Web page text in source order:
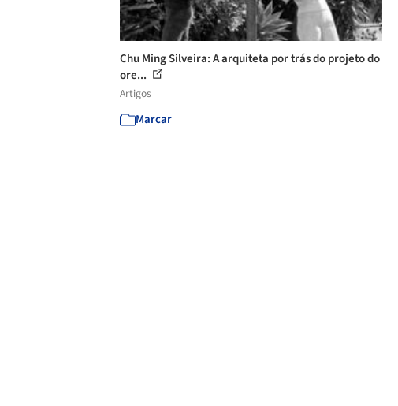
Chu Ming Silveira: A arquiteta por trás do projeto do
ore...
Artigos
Marcar